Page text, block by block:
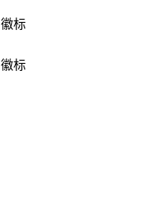
徽标
徽标